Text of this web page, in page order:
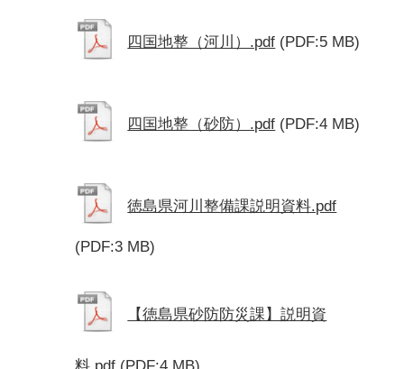
四国地整（河川）.pdf (PDF:5 MB)
四国地整（砂防）.pdf (PDF:4 MB)
徳島県河川整備課説明資料.pdf
(PDF:3 MB)
【徳島県砂防防災課】説明資
料.pdf (PDF:4 MB)